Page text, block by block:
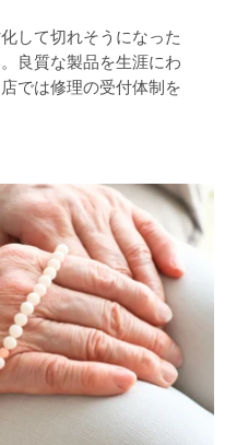
して切れそうになった
良質な製品を生涯にわ
では修理の受付体制を